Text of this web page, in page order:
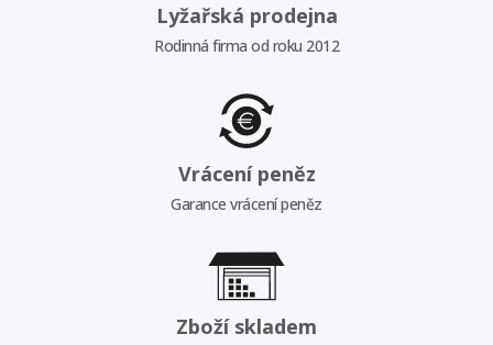
Lyžařská prodejna
Rodinná firma od roku 2012
Vrácení peněz
Garance vrácení peněz
Zboží skladem